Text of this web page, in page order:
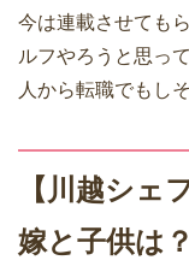
今は連載させても
ルフやろうと思っ
人から転職でもし
【川越シェ
嫁と子供は？